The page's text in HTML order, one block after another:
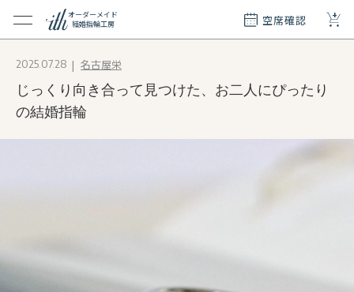
オーダーメイド
結婚指輪工房
空席確認 +
メイド
リー
2025.07.28 名古屋栄
じっくり向き合って見つけた、お二人にぴったり
の結婚指輪